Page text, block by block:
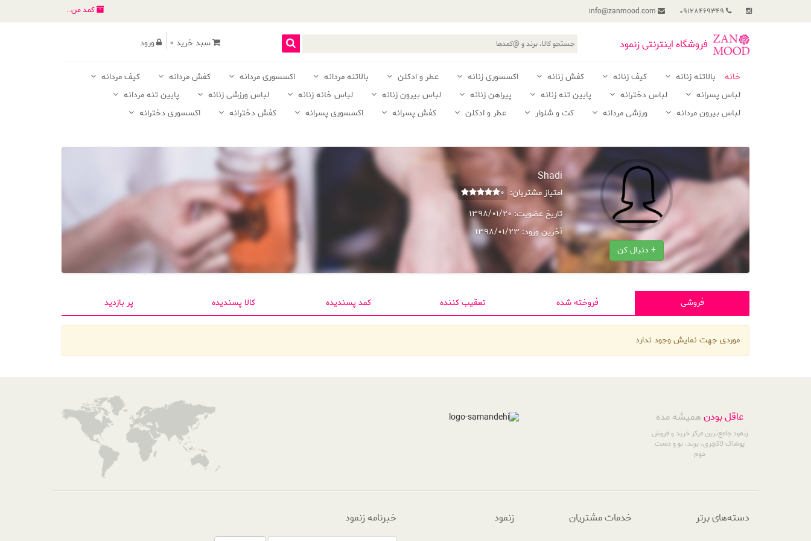
کمد من..
فروشگاه اینترنتی زنمود سبد خرید 0 ورود
خانه بالاتنه زنانه کیف زنانه کفش زنانه اکسسوری زنانه عطر و ادکلن بالاتنه مردانه اکسسوری مردانه کفش مردانه
کیف مردانه
لباس پسرانه
لباس دخترانه پایین تنه زنانه پیراهن زنانه لباس بیرون زنانه لباس خانه زنانه لباس ورزشی زنانه
پایین تنه مردانه
لباس بیرون مردانه
ورزشی مردانه کت و شلوار عطر و ادکلن کفش پسرانه اکسسوری پسرانه کفش دخترانه اکسسوری دخترانه
+ دنبال کن
Shadi
امتیاز مشتریان: 0
تاریخ عضویت:1398/01/20
آخرین ورود:1398/01/23
فروشی فروخته شده تعقیب کننده کمد پسندیده کالا پسندیده پر بازدید
موردی جهت نمایش وجود ندارد
عاقل بودنهمیشه مده
زنمود جامع‌ترین مرکز خرید و فروش
پوشاک لاکچری، برند، نو و دست
دوم
دسته‌های برتر خدمات مشتریان زنمود خبرنامه زنمود